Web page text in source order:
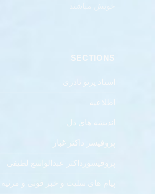
SECTIONS
استاد پرتو نادری
اطلاعیه
اندیشه های دل
پروفیسر داکتر غبار
پروفیسورداکتر عبدالواسع لطیفی
پیام های سلیت و خبر فوتی و مرثیه